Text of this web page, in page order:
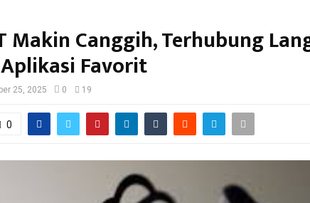
Makin Canggih, Terhubung
Favorit
25, 2025 0 19
0